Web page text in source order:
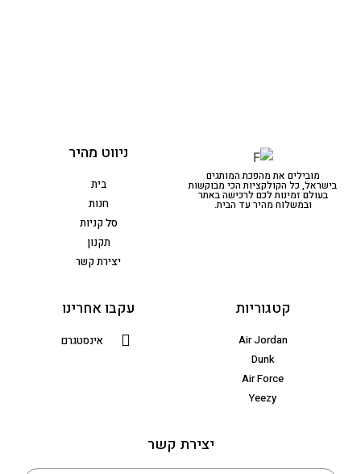
מובילים את מהפכת המותגים
בישראל, כל הקולקציות הכי מבוקשות
בעולם זמינות לכם לרכישה באתר
ובמשלוח מהיר עד הבית.
ניווט מהיר
בית
חנות
סל קניות
תקנון
יצירת קשר
קטגוריות
Air Jordan
Dunk
Air Force
Yeezy
עקבו אחרינו
אינסטגרם
יצירת קשר